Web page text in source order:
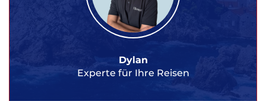
Dylan
Experte für Ihre Reisen